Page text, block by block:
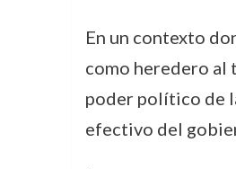
En un contexto
como heredero al
poder político de
efectivo del